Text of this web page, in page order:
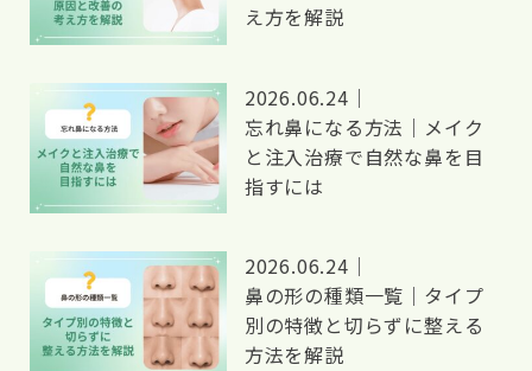
え方を解説
2026.06.24｜
忘れ鼻になる方法｜メイク
と注入治療で自然な鼻を目
指すには
2026.06.24｜
鼻の形の種類一覧｜タイプ
別の特徴と切らずに整える
方法を解説